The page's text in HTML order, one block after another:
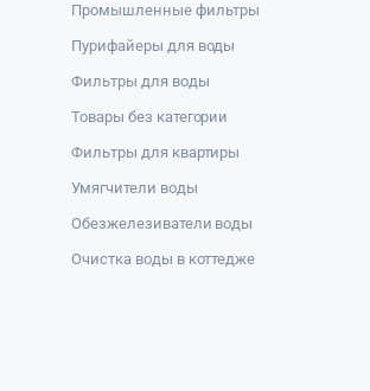
Промышленные фильтры
Пурифайеры для воды
Фильтры для воды
Товары без категории
Фильтры для квартиры
Умягчители воды
Обезжелезиватели воды
Очистка воды в коттедже